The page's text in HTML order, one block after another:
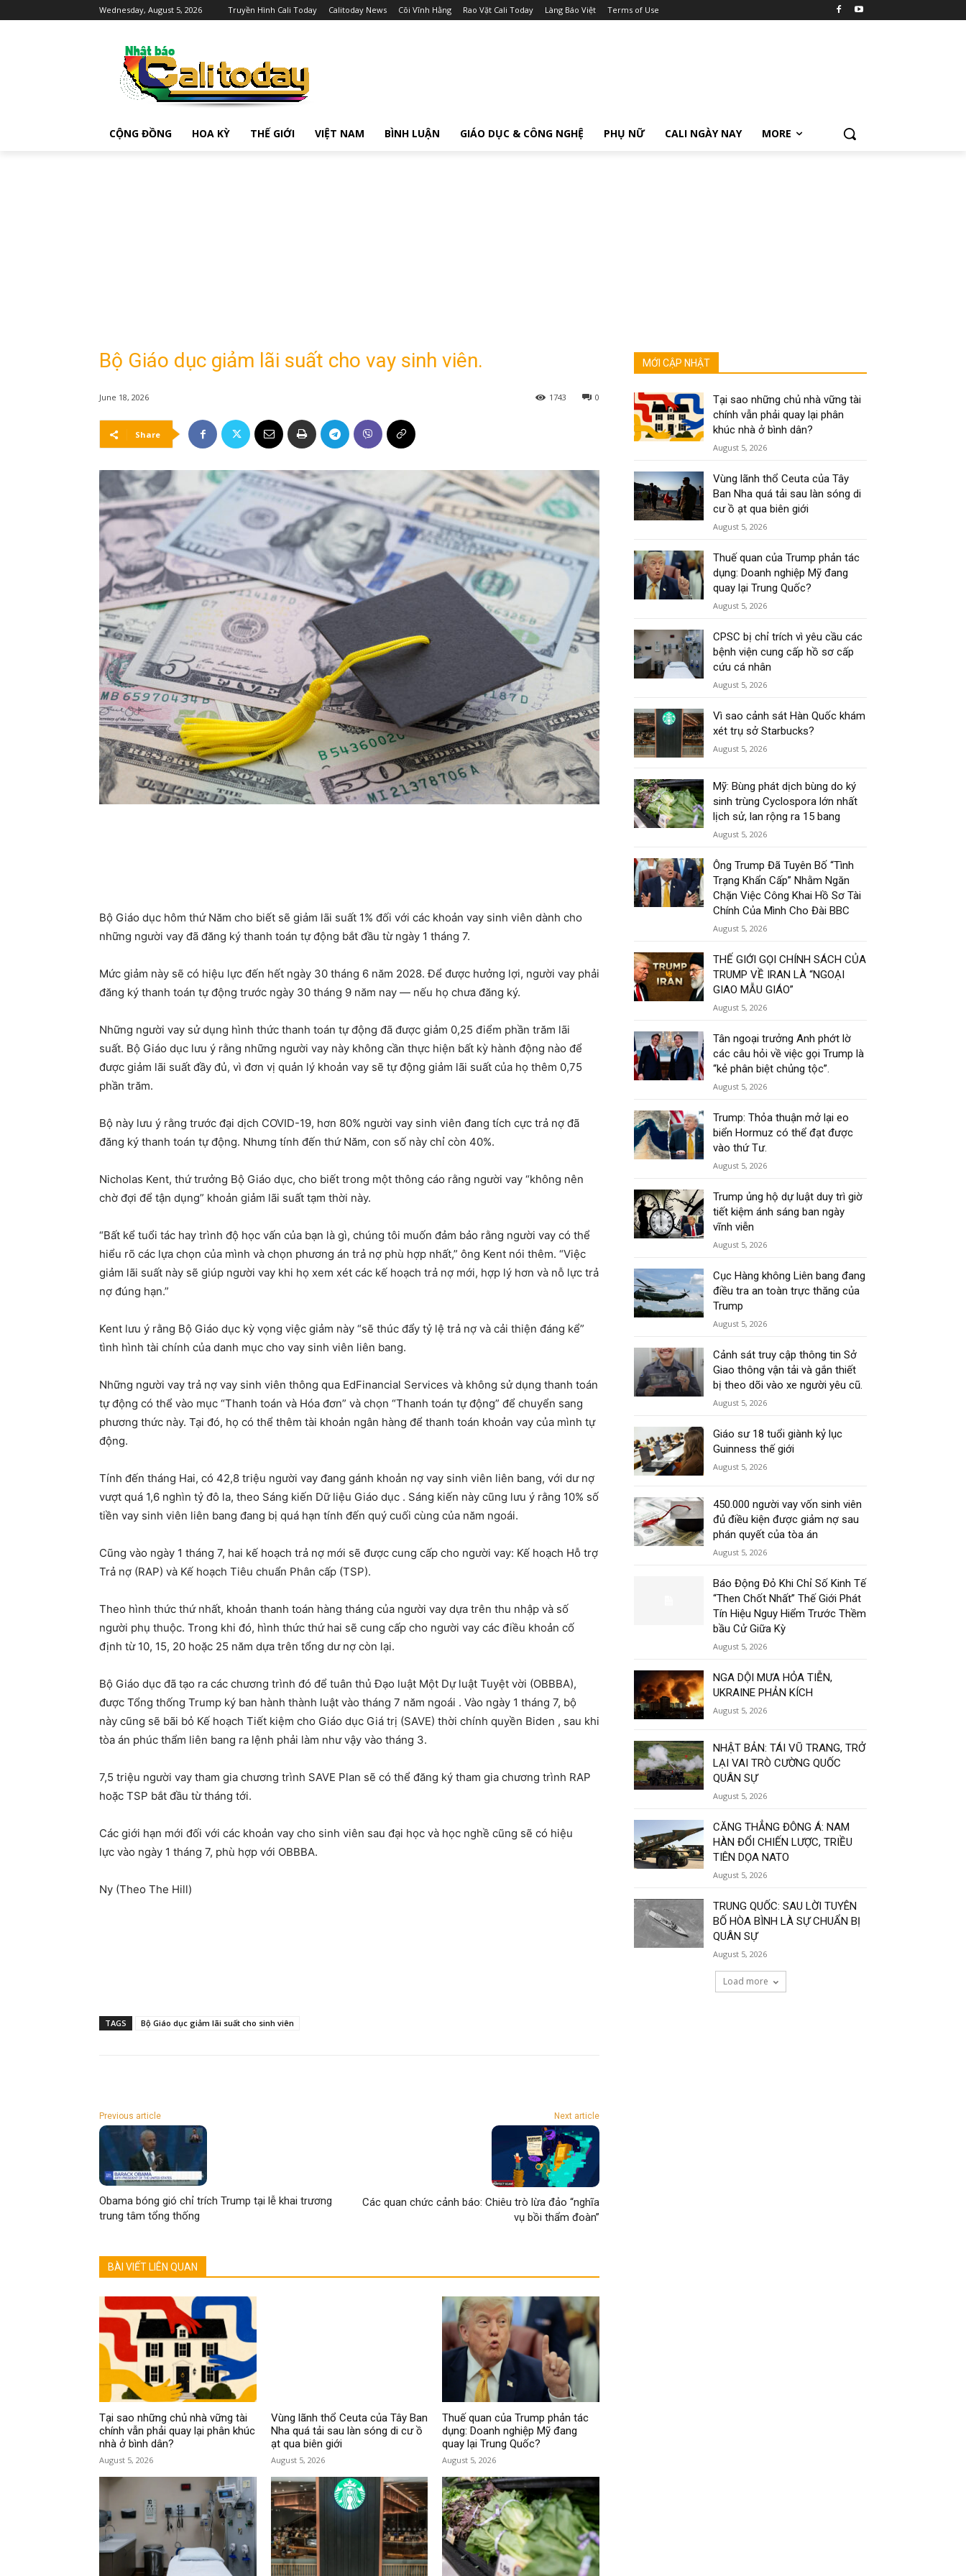
Wednesday, August 5, 2026 Truyền Hình Cali Today Calitoday News Cõi Vĩnh Hằng Rao Vặt Cali Today Làng Báo Việt Terms of Use
CỘNG ĐỒNG HOA KỲ THẾ GIỚI VIỆT NAM BÌNH LUẬN GIÁO DỤC & CÔNG NGHỆ PHỤ NỮ CALI NGÀY NAY MORE
Bộ Giáo dục giảm lãi suất cho vay sinh viên.
June 18, 2026 0
1743
Share
Bộ Giáo dục hôm thứ Năm cho biết sẽ giảm lãi suất 1% đối với các khoản vay sinh viên dành cho
những người vay đã đăng ký thanh toán tự động bắt đầu từ ngày 1 tháng 7.
Mức giảm này sẽ có hiệu lực đến hết ngày 30 tháng 6 năm 2028. Để được hưởng lợi, người vay phải
đăng ký thanh toán tự động trước ngày 30 tháng 9 năm nay — nếu họ chưa đăng ký.
Những người vay sử dụng hình thức thanh toán tự động đã được giảm 0,25 điểm phần trăm lãi
suất. Bộ Giáo dục lưu ý rằng những người vay này không cần thực hiện bất kỳ hành động nào để
được giảm lãi suất đầy đủ, vì đơn vị quản lý khoản vay sẽ tự động giảm lãi suất của họ thêm 0,75
phần trăm.
Bộ này lưu ý rằng trước đại dịch COVID-19, hơn 80% người vay sinh viên đang tích cực trả nợ đã
đăng ký thanh toán tự động. Nhưng tính đến thứ Năm, con số này chỉ còn 40%.
Nicholas Kent, thứ trưởng Bộ Giáo dục, cho biết trong một thông cáo rằng người vay “không nên
chờ đợi để tận dụng” khoản giảm lãi suất tạm thời này.
“Bất kể tuổi tác hay trình độ học vấn của bạn là gì, chúng tôi muốn đảm bảo rằng người vay có thể
hiểu rõ các lựa chọn của mình và chọn phương án trả nợ phù hợp nhất,” ông Kent nói thêm. “Việc
giảm lãi suất này sẽ giúp người vay khi họ xem xét các kế hoạch trả nợ mới, hợp lý hơn và nỗ lực trả
nợ đúng hạn.”
Kent lưu ý rằng Bộ Giáo dục kỳ vọng việc giảm này “sẽ thúc đẩy tỷ lệ trả nợ và cải thiện đáng kể”
tình hình tài chính của danh mục cho vay sinh viên liên bang.
Những người vay trả nợ vay sinh viên thông qua EdFinancial Services và không sử dụng thanh toán
tự động có thể vào mục “Thanh toán và Hóa đơn” và chọn “Thanh toán tự động” để chuyển sang
phương thức này. Tại đó, họ có thể thêm tài khoản ngân hàng để thanh toán khoản vay của mình tự
động.
Tính đến tháng Hai, có 42,8 triệu người vay đang gánh khoản nợ vay sinh viên liên bang, với dư nợ
vượt quá 1,6 nghìn tỷ đô la, theo Sáng kiến ​​Dữ liệu Giáo dục . Sáng kiến ​​này cũng lưu ý rằng 10% số
tiền vay sinh viên liên bang đang bị quá hạn tính đến quý cuối cùng của năm ngoái.
Cũng vào ngày 1 tháng 7, hai kế hoạch trả nợ mới sẽ được cung cấp cho người vay: Kế hoạch Hỗ trợ
Trả nợ (RAP) và Kế hoạch Tiêu chuẩn Phân cấp (TSP).
Theo hình thức thứ nhất, khoản thanh toán hàng tháng của người vay dựa trên thu nhập và số
người phụ thuộc. Trong khi đó, hình thức thứ hai sẽ cung cấp cho người vay các điều khoản cố
định từ 10, 15, 20 hoặc 25 năm dựa trên tổng dư nợ còn lại.
Bộ Giáo dục đã tạo ra các chương trình đó để tuân thủ Đạo luật Một Dự luật Tuyệt vời (OBBBA),
được Tổng thống Trump ký ban hành thành luật vào tháng 7 năm ngoái . Vào ngày 1 tháng 7, bộ
này cũng sẽ bãi bỏ Kế hoạch Tiết kiệm cho Giáo dục Giá trị (SAVE) thời chính quyền Biden , sau khi
tòa án phúc thẩm liên bang ra lệnh phải làm như vậy vào tháng 3.
7,5 triệu người vay tham gia chương trình SAVE Plan sẽ có thể đăng ký tham gia chương trình RAP
hoặc TSP bắt đầu từ tháng tới.
Các giới hạn mới đối với các khoản vay cho sinh viên sau đại học và học nghề cũng sẽ có hiệu
lực vào ngày 1 tháng 7, phù hợp với OBBBA.
Ny (Theo The Hill)
TAGS Bộ Giáo dục giảm lãi suất cho sinh viên
Previous article
Obama bóng gió chỉ trích Trump tại lễ khai trương
trung tâm tổng thống
Next article
Các quan chức cảnh báo: Chiêu trò lừa đảo “nghĩa
vụ bồi thẩm đoàn”
BÀI VIẾT LIÊN QUAN
Tại sao những chủ nhà vững tài
chính vẫn phải quay lại phân khúc
nhà ở bình dân?
August 5, 2026
Vùng lãnh thổ Ceuta của Tây Ban
Nha quá tải sau làn sóng di cư ồ
ạt qua biên giới
August 5, 2026
Thuế quan của Trump phản tác
dụng: Doanh nghiệp Mỹ đang
quay lại Trung Quốc?
August 5, 2026
MỚI CẬP NHẬT
Tại sao những chủ nhà vững tài
chính vẫn phải quay lại phân
khúc nhà ở bình dân?
August 5, 2026
Vùng lãnh thổ Ceuta của Tây
Ban Nha quá tải sau làn sóng di
cư ồ ạt qua biên giới
August 5, 2026
Thuế quan của Trump phản tác
dụng: Doanh nghiệp Mỹ đang
quay lại Trung Quốc?
August 5, 2026
CPSC bị chỉ trích vì yêu cầu các
bệnh viện cung cấp hồ sơ cấp
cứu cá nhân
August 5, 2026
Vì sao cảnh sát Hàn Quốc khám
xét trụ sở Starbucks?
August 5, 2026
Mỹ: Bùng phát dịch bùng do ký
sinh trùng Cyclospora lớn nhất
lịch sử, lan rộng ra 15 bang
August 5, 2026
Ông Trump Đã Tuyên Bố “Tình
Trạng Khẩn Cấp” Nhằm Ngăn
Chặn Việc Công Khai Hồ Sơ Tài
Chính Của Mình Cho Đài BBC
August 5, 2026
THẾ GIỚI GỌI CHÍNH SÁCH CỦA
TRUMP VỀ IRAN LÀ “NGOẠI
GIAO MẪU GIÁO”
August 5, 2026
Tân ngoại trưởng Anh phớt lờ
các câu hỏi về việc gọi Trump là
“kẻ phân biệt chủng tộc”.
August 5, 2026
Trump: Thỏa thuận mở lại eo
biển Hormuz có thể đạt được
vào thứ Tư.
August 5, 2026
Trump ủng hộ dự luật duy trì giờ
tiết kiệm ánh sáng ban ngày
vĩnh viễn
August 5, 2026
Cục Hàng không Liên bang đang
điều tra an toàn trực thăng của
Trump
August 5, 2026
Cảnh sát truy cập thông tin Sở
Giao thông vận tải và gắn thiết
bị theo dõi vào xe người yêu cũ.
August 5, 2026
Giáo sư 18 tuổi giành kỷ lục
Guinness thế giới
August 5, 2026
450.000 người vay vốn sinh viên
đủ điều kiện được giảm nợ sau
phán quyết của tòa án
August 5, 2026
Báo Động Đỏ Khi Chỉ Số Kinh Tế
“Then Chốt Nhất” Thế Giới Phát
Tín Hiệu Nguy Hiểm Trước Thềm
bầu Cử Giữa Kỳ
August 5, 2026
NGA DỘI MƯA HỎA TIỄN,
UKRAINE PHẢN KÍCH
August 5, 2026
NHẬT BẢN: TÁI VŨ TRANG, TRỞ
LẠI VAI TRÒ CƯỜNG QUỐC
QUÂN SỰ
August 5, 2026
CĂNG THẲNG ĐÔNG Á: NAM
HÀN ĐỔI CHIẾN LƯỢC, TRIỀU
TIÊN DỌA NATO
August 5, 2026
TRUNG QUỐC: SAU LỜI TUYÊN
BỐ HÒA BÌNH LÀ SỰ CHUẨN BỊ
QUÂN SỰ
August 5, 2026
Load more